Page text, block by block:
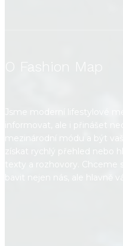
O Fashion Map
Jsme moderní lifestylové
informovat, ale i přinášet
mezinárodní módu a být
získat rychlý přehled nebo
texty a rozhovory. Chceme
bavit nejen nás, ale hlavně